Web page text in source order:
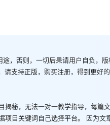
，否则，一切后果请用户自负，
支持正版，购买注册，得到更好
揭秘，无法一对一教学指导，每篇
项目关键词自己选择平台。 因为文